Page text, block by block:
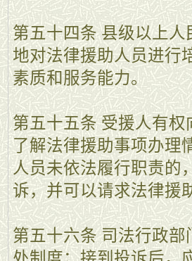
第五十四条 县级以上
地对法律援助人员进行
素质和服务能力。
第五十五条 受援人有
了解法律援助事项办理
人员未依法履行职责的
诉，并可以请求法律援
第五十六条 司法行政